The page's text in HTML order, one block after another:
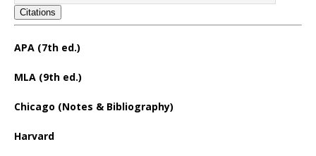
Citations
APA (7th ed.)
MLA (9th ed.)
Chicago (Notes & Bibliography)
Harvard